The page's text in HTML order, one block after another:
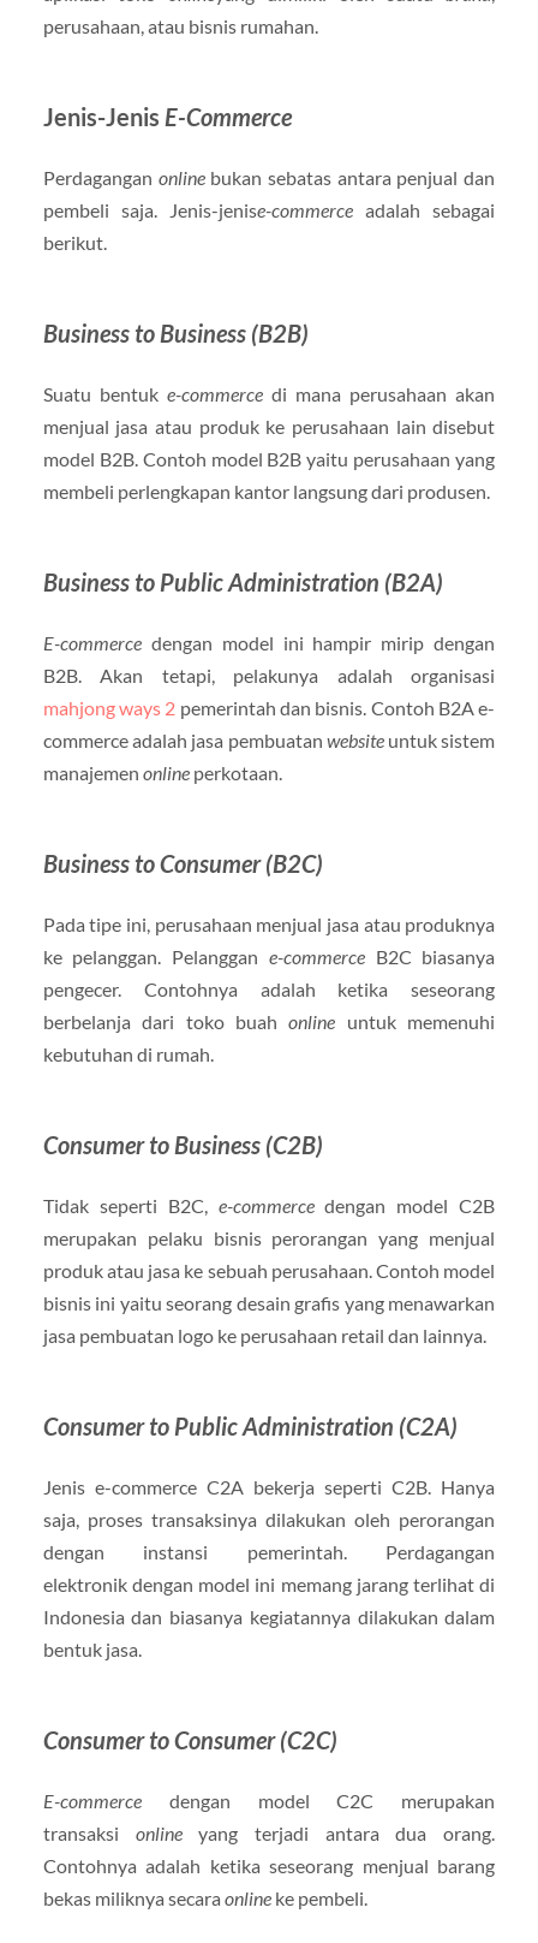
perusahaan, atau bisnis rumahan.
Jenis-Jenis E-Commerce
Perdagangan online bukan sebatas antara penjual dan
pembeli saja. Jenis-jenise-commerce adalah sebagai
berikut.
Business to Business (B2B)
Suatu bentuk e-commercedi mana perusahaan akan
menjual jasa atau produk ke perusahaan lain disebut
model B2B. Contoh model B2B yaitu perusahaan yang
membeli perlengkapan kantor langsung dari produsen.
Business to Public Administration (B2A)
E-commercedengan model ini hampir mirip dengan
B2B. Akan tetapi, pelakunya adalah organisasi
mahjong ways 2 pemerintah dan bisnis. Contoh B2A e-
commerce adalah jasa pembuatan website untuk sistem
manajemen online perkotaan.
Business to Consumer (B2C)
Pada tipe ini, perusahaan menjual jasa atau produknya
ke pelanggan. Pelanggan e-commerceB2C biasanya
pengecer. Contohnya adalah ketika seseorang
berbelanja dari toko buahonline untuk memenuhi
kebutuhan di rumah.
Consumer to Business (C2B)
Tidak seperti B2C, e-commercedengan model C2B
merupakan pelaku bisnis perorangan yang menjual
produk atau jasa ke sebuah perusahaan. Contoh model
bisnis ini yaitu seorang desain grafis yang menawarkan
jasa pembuatan logo ke perusahaan retail dan lainnya.
Consumer to Public Administration (C2A)
Jenis e-commerce C2A bekerja seperti C2B. Hanya
saja, proses transaksinya dilakukan oleh perorangan
dengan instansi pemerintah. Perdagangan
elektronik dengan model ini memang jarang terlihat di
Indonesia dan biasanya kegiatannya dilakukan dalam
bentuk jasa.
Consumer to Consumer (C2C)
E-commerce dengan model C2C merupakan
transaksi onlineyang terjadi antara dua orang.
Contohnya adalah ketika seseorang menjual barang
bekas miliknya secara online ke pembeli.